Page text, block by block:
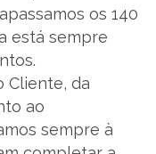
os 140
está sempre
Cliente, da
ao
sempre à